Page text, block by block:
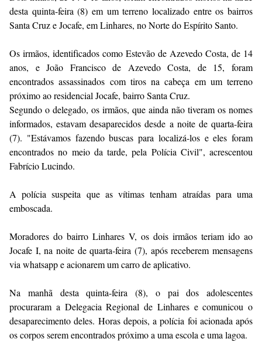
desta quinta-feira (8) em um terreno localizado entre os bairros
Santa Cruz e Jocafe, em Linhares, no Norte do Espírito Santo.
Os irmãos, identificados como Estevão de Azevedo Costa, de 14
anos, e João Francisco de Azevedo Costa, de 15, foram
encontrados assassinados com tiros na cabeça em um terreno
próximo ao residencial Jocafe, bairro Santa Cruz.
Segundo o delegado, os irmãos, que ainda não tiveram os nomes
informados, estavam desaparecidos desde a noite de quarta-feira
(7). "Estávamos fazendo buscas para localizá-los e eles foram
encontrados no meio da tarde, pela Polícia Civil", acrescentou
Fabrício Lucindo.
A polícia suspeita que as vítimas tenham atraídas para uma
emboscada.
Moradores do bairro Linhares V, os dois irmãos teriam ido ao
Jocafe I, na noite de quarta-feira (7), após receberem mensagens
via whatsapp e acionarem um carro de aplicativo.
Na manhã desta quinta-feira (8), o pai dos adolescentes
procuraram a Delegacia Regional de Linhares e comunicou o
desaparecimento deles. Horas depois, a polícia foi acionada após
os corpos serem encontrados próximo a uma escola e uma lagoa.